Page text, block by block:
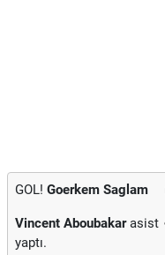
GOL! Goerkem Saglam
Vincent Aboubakarasist
yaptı.